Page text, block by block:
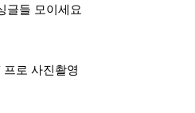
글들 모이세요
로 사진촬영